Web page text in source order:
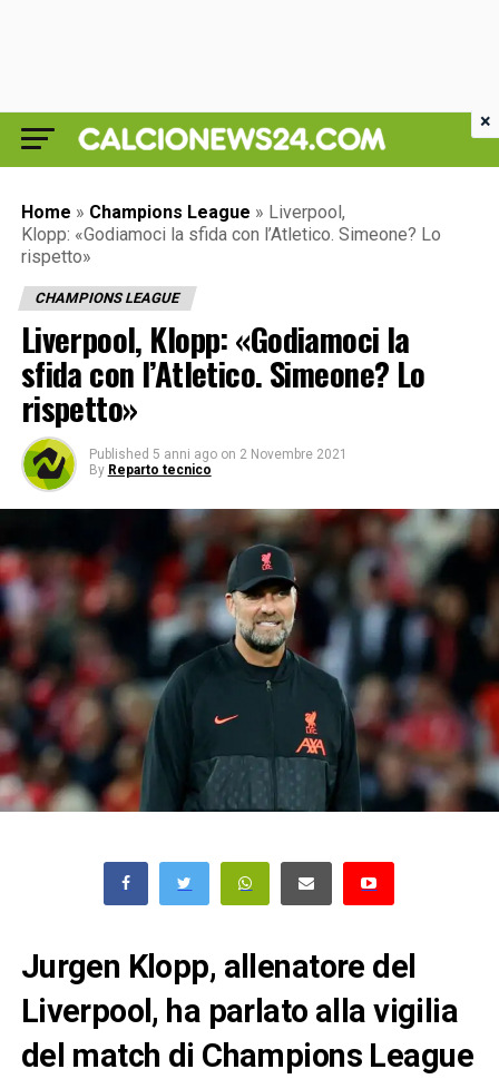
Home » Champions League » Liverpool,
Klopp: «Godiamoci la sfida con l’Atletico. Simeone? Lo
rispetto»
CHAMPIONS LEAGUE
Liverpool, Klopp: «Godiamoci la
sfida con l’Atletico. Simeone? Lo
rispetto»
Published 5 anni ago on 2 Novembre 2021
By Reparto tecnico
Jurgen Klopp, allenatore del
Liverpool, ha parlato alla vigilia
del match di Champions League
×